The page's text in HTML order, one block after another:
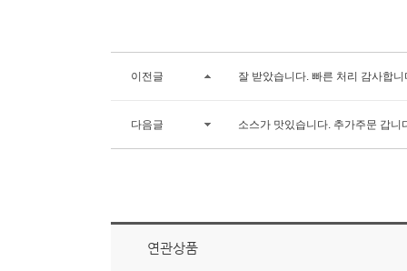
이전글 잘 받았습니다. 빠른 처리 감사합니
다음글 소스가 맛있습니다. 추가주문 갑니
연관상품